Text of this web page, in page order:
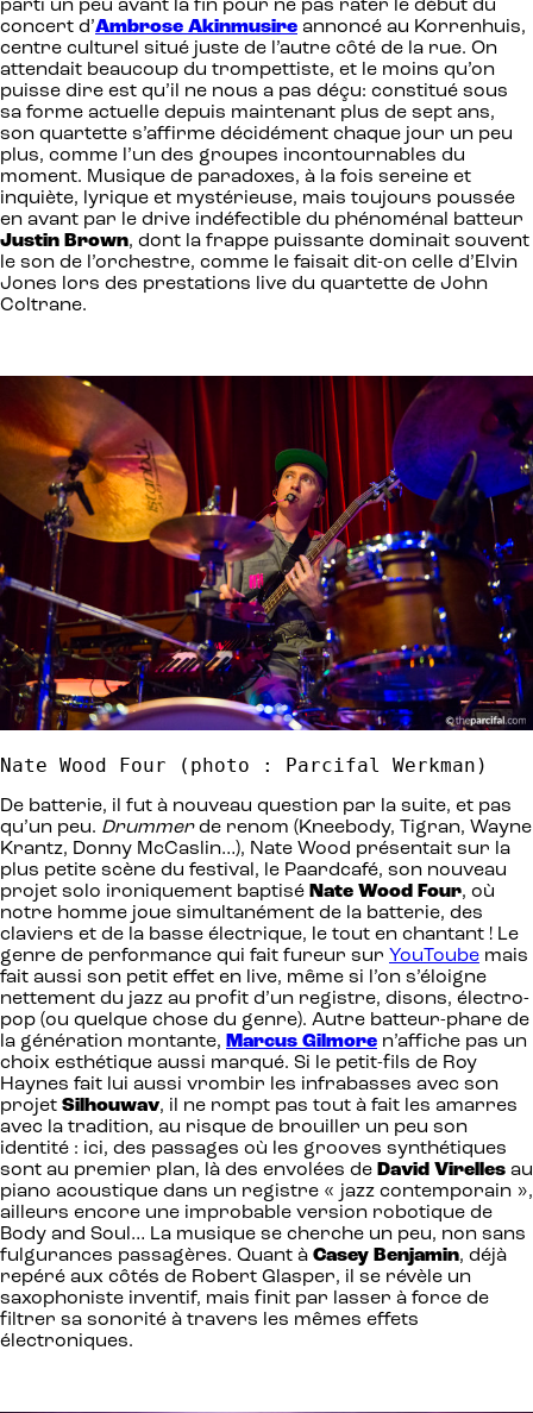
parti un peu avant la fin pour ne pas rater le début du
concert d’Ambrose Akinmusire annoncé au Korrenhuis,
centre culturel situé juste de l’autre côté de la rue. On
attendait beaucoup du trompettiste, et le moins qu’on
puisse dire est qu’il ne nous a pas déçu: constitué sous
sa forme actuelle depuis maintenant plus de sept ans,
son quartette s’affirme décidément chaque jour un peu
plus, comme l’un des groupes incontournables du
moment. Musique de paradoxes, à la fois sereine et
inquiète, lyrique et mystérieuse, mais toujours poussée
en avant par le drive indéfectible du phénoménal batteur
Justin Brown, dont la frappe puissante dominait souvent
le son de l’orchestre, comme le faisait dit-on celle d’Elvin
Jones lors des prestations live du quartette de John
Coltrane.
Nate Wood Four (photo : Parcifal Werkman)
De batterie, il fut à nouveau question par la suite, et pas
qu’un peu. Drummerde renom (Kneebody, Tigran, Wayne
Krantz, Donny McCaslin…), Nate Wood présentait sur la
plus petite scène du festival, le Paardcafé, son nouveau
projet solo ironiquement baptisé Nate Wood Four, où
notre homme joue simultanément de la batterie, des
claviers et de la basse électrique, le tout en chantant ! Le
genre de performance qui fait fureur sur YouToube mais
fait aussi son petit effet en live, même si l’on s’éloigne
nettement du jazz au profit d’un registre, disons, électro-
pop (ou quelque chose du genre). Autre batteur-phare de
la génération montante, Marcus Gilmore n’affiche pas un
choix esthétique aussi marqué. Si le petit-fils de Roy
Haynes fait lui aussi vrombir les infrabasses avec son
projet Silhouwav, il ne rompt pas tout à fait les amarres
avec la tradition, au risque de brouiller un peu son
identité : ici, des passages où les grooves synthétiques
sont au premier plan, là des envolées de David Virelles au
piano acoustique dans un registre « jazz contemporain »,
ailleurs encore une improbable version robotique de
Body and Soul… La musique se cherche un peu, non sans
fulgurances passagères. Quant à Casey Benjamin, déjà
repéré aux côtés de Robert Glasper, il se révèle un
saxophoniste inventif, mais finit par lasser à force de
filtrer sa sonorité à travers les mêmes effets
électroniques.